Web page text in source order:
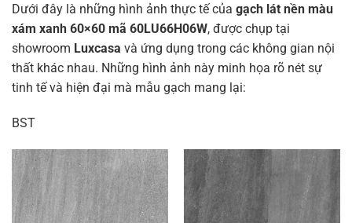
Dưới đây là những hình ảnh thực tế của gạch lát nền màu
xám xanh 60×60 mã 60LU66H06W, được chụp tại
showroom Luxcasa và ứng dụng trong các không gian nội
thất khác nhau. Những hình ảnh này minh họa rõ nét sự
tinh tế và hiện đại mà mẫu gạch mang lại:
BST